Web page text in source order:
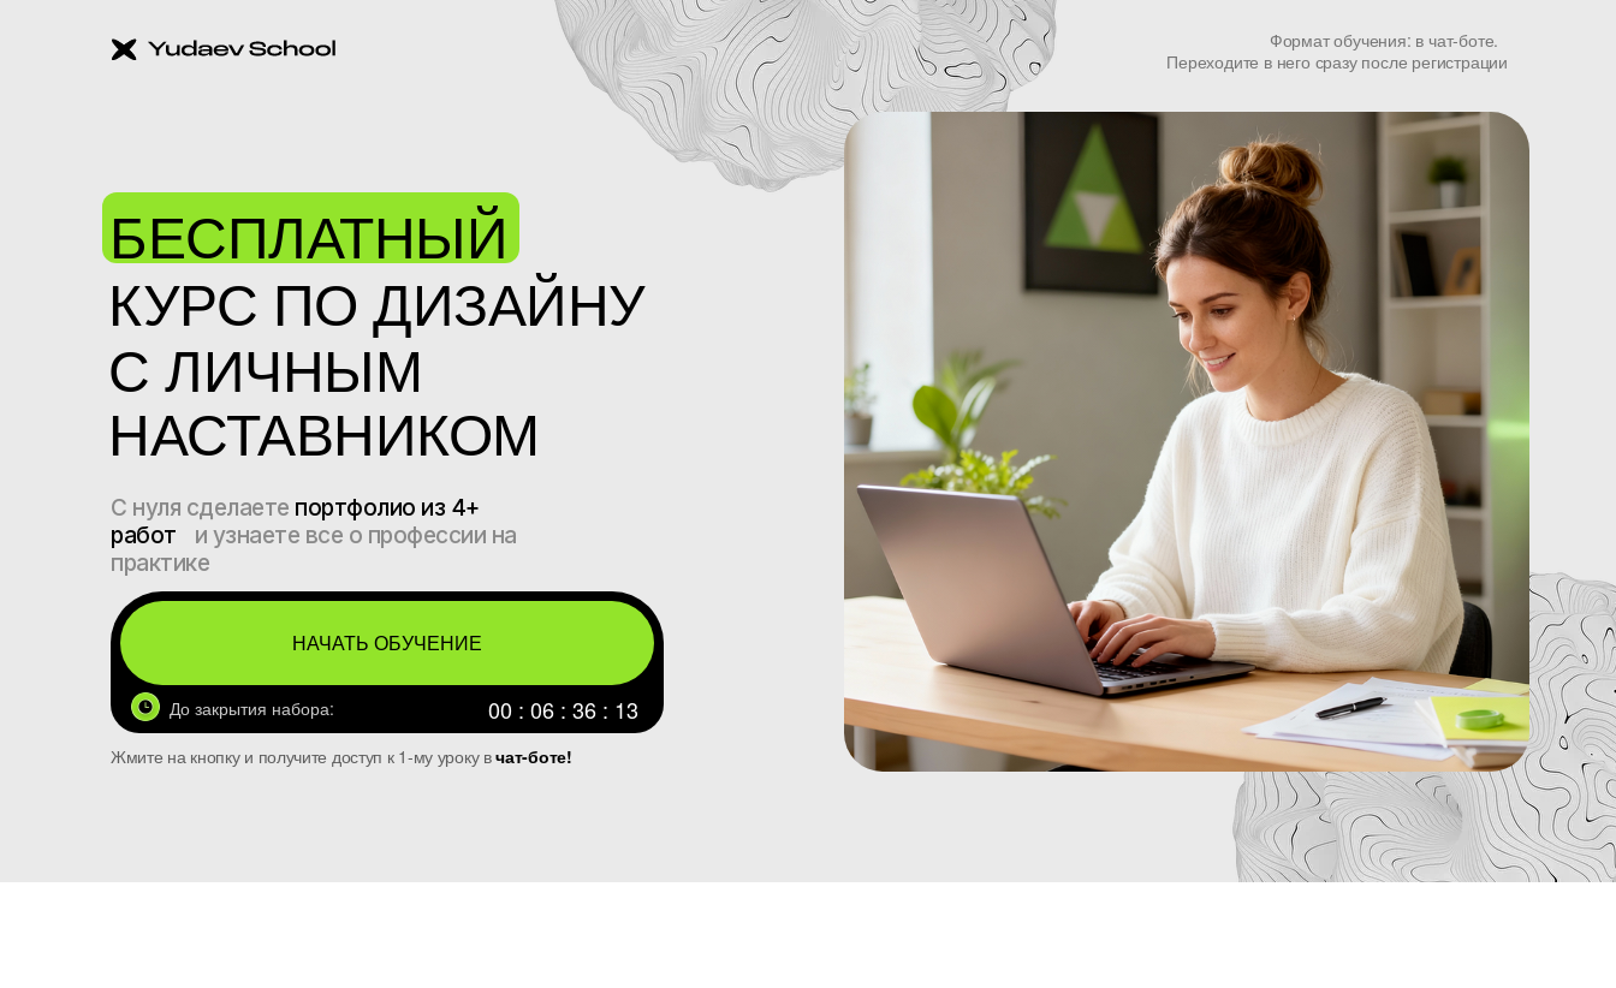
Жмите на кнопку и получите доступ к 1-му уроку вчат-боте!
Формат обучения: в чат-боте.
Переходите в него сразу после регистрации
БЕСПЛАТНЫЙ
НАСТАВНИКОМ
С ЛИЧНЫМ
КУРС ПО ДИЗАЙНУ
С нуля сделаете портфолио из 4+
работ и узнаете все о профессии на
практике
00 : 06 : 36 : 12
НАЧАТЬ ОБУЧЕНИЕ
До закрытия набора: